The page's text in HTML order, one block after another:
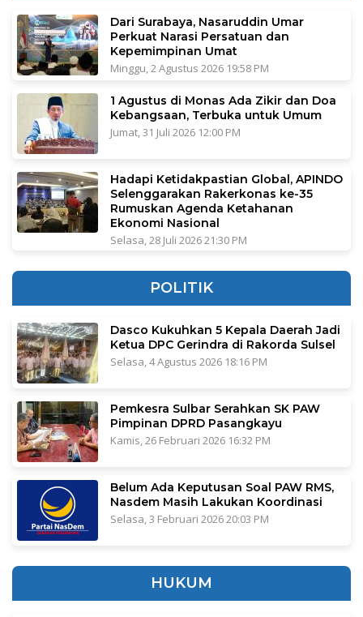
Dari Surabaya, Nasaruddin Umar
Perkuat Narasi Persatuan dan
Kepemimpinan Umat
Minggu, 2 Agustus 2026 19:58 PM
1 Agustus di Monas Ada Zikir dan Doa
Kebangsaan, Terbuka untuk Umum
Jumat, 31 Juli 2026 12:00 PM
Hadapi Ketidakpastian Global, APINDO
Selenggarakan Rakerkonas ke-35
Rumuskan Agenda Ketahanan
Ekonomi Nasional
Selasa, 28 Juli 2026 21:30 PM
POLITIK
Dasco Kukuhkan 5 Kepala Daerah Jadi
Ketua DPC Gerindra di Rakorda Sulsel
Selasa, 4 Agustus 2026 18:16 PM
Pemkesra Sulbar Serahkan SK PAW
Pimpinan DPRD Pasangkayu
Kamis, 26 Februari 2026 16:32 PM
Belum Ada Keputusan Soal PAW RMS,
Nasdem Masih Lakukan Koordinasi
Selasa, 3 Februari 2026 20:03 PM
HUKUM